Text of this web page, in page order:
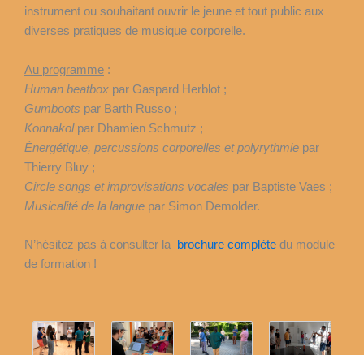
instrument ou souhaitant ouvrir le jeune et tout public aux
diverses pratiques de musique corporelle.
Au programme :
Human beatbox par Gaspard Herblot ;
Gumboots par Barth Russo ;
Konnakolpar Dhamien Schmutz ;
Énergétique, percussions corporelles et polyrythmie par
Thierry Bluy ;
Circle songs et improvisations vocales par Baptiste Vaes ;
Musicalité de la langue par Simon Demolder.
N’hésitez pas à consulter la brochure complète du module
de formation !